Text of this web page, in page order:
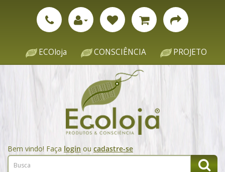
ECOloja CONSCIÊNCIA PROJETO
Bem vindo! Faça login ou cadastre-se